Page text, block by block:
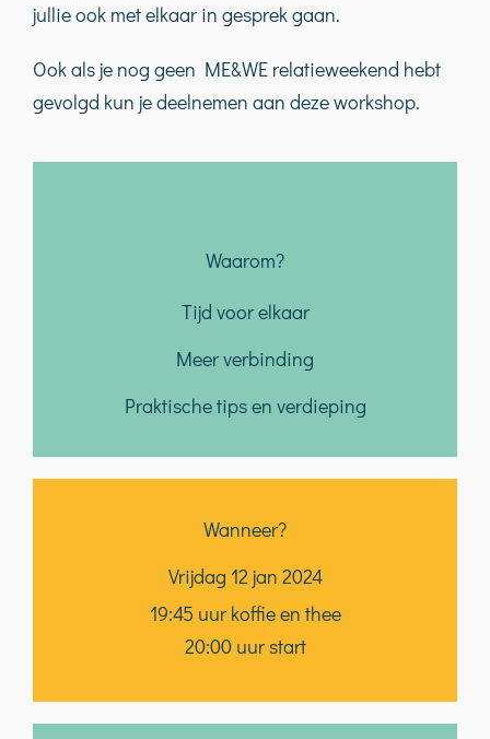
jullie ook met elkaar in gesprek gaan.
Ook als je nog geen ME&WE relatieweekend hebt
gevolgd kun je deelnemen aan deze workshop.
Waarom?
Tijd voor elkaar
Meer verbinding
Praktische tips en verdieping
Wanneer?
Vrijdag 12 jan 2024
19:45 uur koffie en thee
20:00 uur start